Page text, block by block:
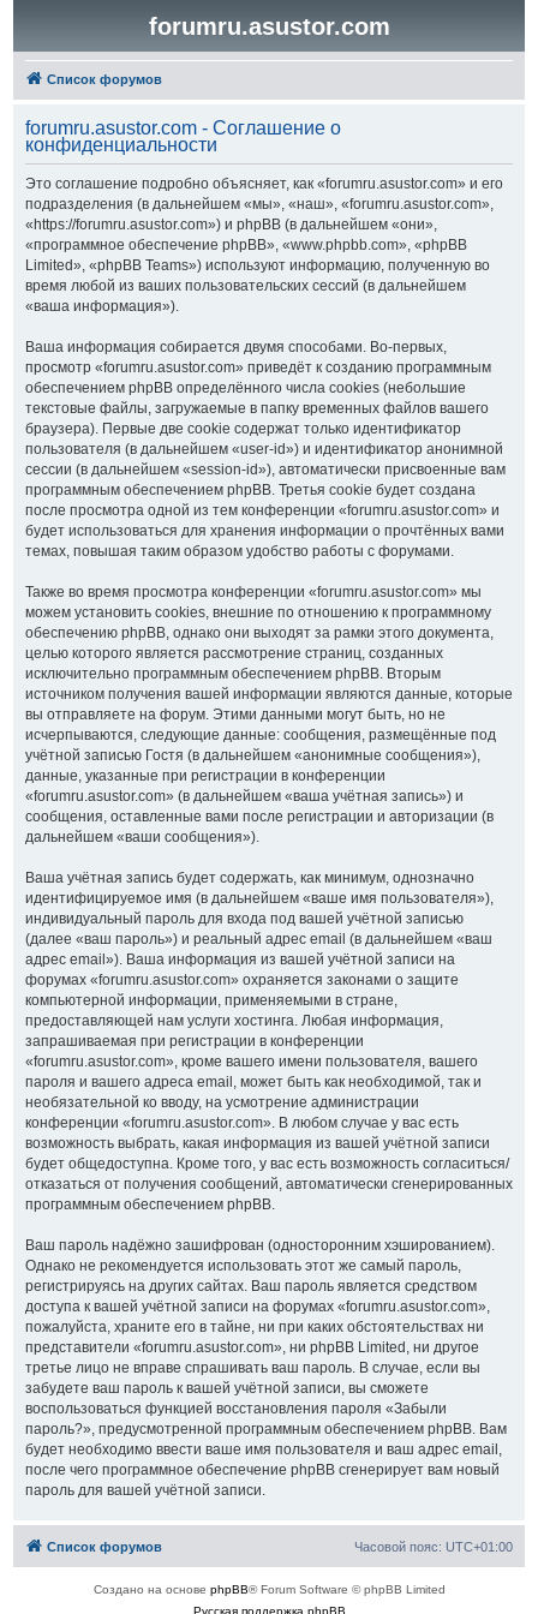
forumru.asustor.com
Список форумов
forumru.asustor.com - Соглашение о
конфиденциальности
Это соглашение подробно объясняет, как «forumru.asustor.com» и его
подразделения (в дальнейшем «мы», «наш», «forumru.asustor.com»,
«https://forumru.asustor.com») и phpBB (в дальнейшем «они»,
«программное обеспечение phpBB», «www.phpbb.com», «phpBB
Limited», «phpBB Teams») используют информацию, полученную во
время любой из ваших пользовательских сессий (в дальнейшем
«ваша информация»).
Ваша информация собирается двумя способами. Во-первых,
просмотр «forumru.asustor.com» приведёт к созданию программным
обеспечением phpBB определённого числа cookies (небольшие
текстовые файлы, загружаемые в папку временных файлов вашего
браузера). Первые две cookie содержат только идентификатор
пользователя (в дальнейшем «user-id») и идентификатор анонимной
сессии (в дальнейшем «session-id»), автоматически присвоенные вам
программным обеспечением phpBB. Третья cookie будет создана
после просмотра одной из тем конференции «forumru.asustor.com» и
будет использоваться для хранения информации о прочтённых вами
темах, повышая таким образом удобство работы с форумами.
Также во время просмотра конференции «forumru.asustor.com» мы
можем установить cookies, внешние по отношению к программному
обеспечению phpBB, однако они выходят за рамки этого документа,
целью которого является рассмотрение страниц, созданных
исключительно программным обеспечением phpBB. Вторым
источником получения вашей информации являются данные, которые
вы отправляете на форум. Этими данными могут быть, но не
исчерпываются, следующие данные: сообщения, размещённые под
учётной записью Гостя (в дальнейшем «анонимные сообщения»),
данные, указанные при регистрации в конференции
«forumru.asustor.com» (в дальнейшем «ваша учётная запись») и
сообщения, оставленные вами после регистрации и авторизации (в
дальнейшем «ваши сообщения»).
Ваша учётная запись будет содержать, как минимум, однозначно
идентифицируемое имя (в дальнейшем «ваше имя пользователя»),
индивидуальный пароль для входа под вашей учётной записью
(далее «ваш пароль») и реальный адрес email (в дальнейшем «ваш
адрес email»). Ваша информация из вашей учётной записи на
форумах «forumru.asustor.com» охраняется законами о защите
компьютерной информации, применяемыми в стране,
предоставляющей нам услуги хостинга. Любая информация,
запрашиваемая при регистрации в конференции
«forumru.asustor.com», кроме вашего имени пользователя, вашего
пароля и вашего адреса email, может быть как необходимой, так и
необязательной ко вводу, на усмотрение администрации
конференции «forumru.asustor.com». В любом случае у вас есть
возможность выбрать, какая информация из вашей учётной записи
будет общедоступна. Кроме того, у вас есть возможность согласиться/
отказаться от получения сообщений, автоматически сгенерированных
программным обеспечением phpBB.
Ваш пароль надёжно зашифрован (односторонним хэшированием).
Однако не рекомендуется использовать этот же самый пароль,
регистрируясь на других сайтах. Ваш пароль является средством
доступа к вашей учётной записи на форумах «forumru.asustor.com»,
пожалуйста, храните его в тайне, ни при каких обстоятельствах ни
представители «forumru.asustor.com», ни phpBB Limited, ни другое
третье лицо не вправе спрашивать ваш пароль. В случае, если вы
забудете ваш пароль к вашей учётной записи, вы сможете
воспользоваться функцией восстановления пароля «Забыли
пароль?», предусмотренной программным обеспечением phpBB. Вам
будет необходимо ввести ваше имя пользователя и ваш адрес email,
после чего программное обеспечение phpBB сгенерирует вам новый
пароль для вашей учётной записи.
Список форумов Часовой пояс: UTC+01:00
Создано на основе phpBB® Forum Software © phpBB Limited
Русская поддержка phpBB